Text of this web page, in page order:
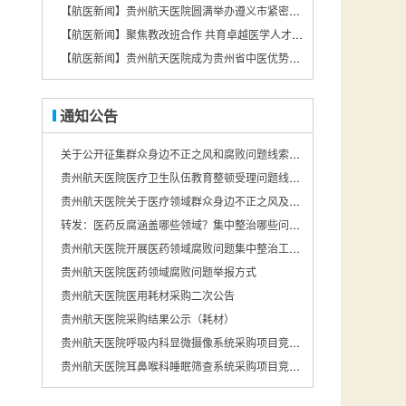
【航医新闻】贵州航天医院圆满举办遵义市紧密型第二城市医疗集团基层急救技术培训会
【航医新闻】聚焦教改班合作 共育卓越医学人才——遵义医药高等专科学校携手贵州航天医院，打造医教协同育人新模式
【航医新闻】贵州航天医院成为贵州省中医优势专科（中医护理）联盟成员单位
通知公告
关于公开征集群众身边不正之风和腐败问题线索的公告
贵州航天医院医疗卫生队伍教育整顿受理问题线索举报的公告
贵州航天医院关于医疗领域群众身边不正之风及腐败问题投诉举报途径的公示
转发：医药反腐涵盖哪些领域？集中整治哪些问题？国家卫健委回应.
贵州航天医院开展医药领域腐败问题集中整治工作举报途径公示
贵州航天医院医药领域腐败问题举报方式
贵州航天医院医用耗材采购二次公告
贵州航天医院采购结果公示（耗材）
贵州航天医院呼吸内科显微摄像系统采购项目竞争性磋商三次公告
贵州航天医院耳鼻喉科睡眠筛查系统采购项目竞争性磋商二次公告